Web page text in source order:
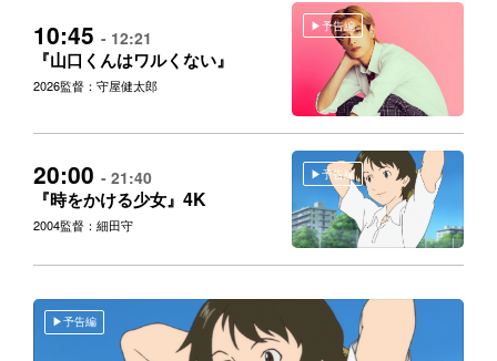
予告編
10:45 - 12:21
『山口くんはワルくない』
2026監督：守屋健太郎
予告編
20:00 - 21:40
『時をかける少女』 4K
2004監督：細田守
予告編